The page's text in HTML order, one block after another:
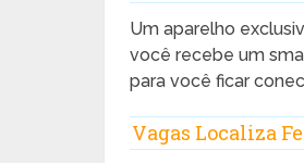
Um aparelho
você recebe um
para você ficar
Vagas Localiza